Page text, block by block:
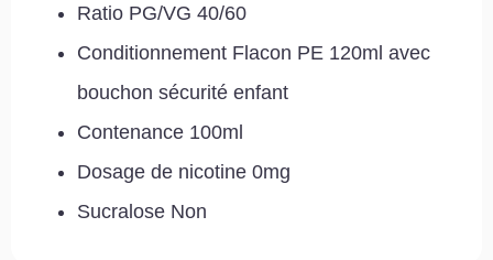
Ratio PG/VG 40/60
Conditionnement Flacon PE 120ml avec
bouchon sécurité enfant
Contenance 100ml
Dosage de nicotine 0mg
Sucralose Non